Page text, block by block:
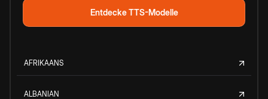
Entdecke TTS-Modelle
AFRIKAANS
ALBANIAN